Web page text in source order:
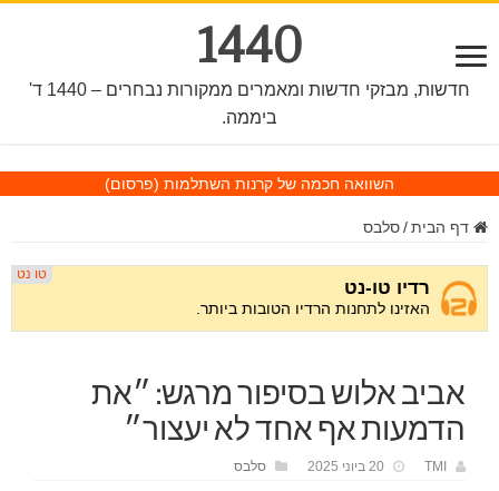
1440
חדשות, מבזקי חדשות ומאמרים ממקורות נבחרים – 1440 ד'
ביממה.
השוואה חכמה של קרנות השתלמות (פרסום)
דף הבית / סלבס
אביב אלוש בסיפור מרגש: ״את
הדמעות אף אחד לא יעצור״
TMI 20 ביוני 2025 סלבס